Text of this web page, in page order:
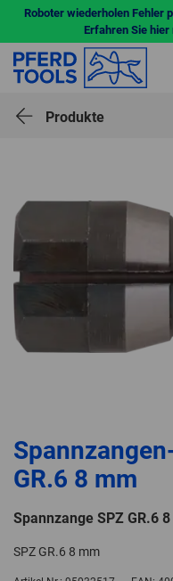
Roboter wiederholen Fehler
Erfahren Sie
Produkte
GR.6 8 mm
Spannzange SPZ GR.6
SPZ GR.6 8 mm